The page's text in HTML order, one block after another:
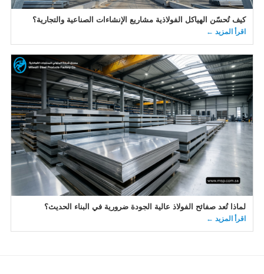
كيف تُحسّن الهياكل الفولاذية مشاريع الإنشاءات الصناعية والتجارية؟
اقرأ المزيد ←
لماذا تُعد صفائح الفولاذ عالية الجودة ضرورية في البناء الحديث؟
اقرأ المزيد ←